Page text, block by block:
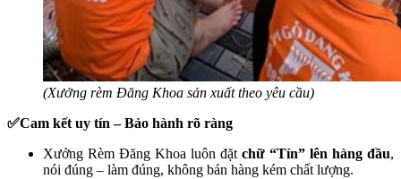
(Xưởng rèm Đăng Khoa sản xuất theo yêu cầu)
✅Cam kết uy tín – Bảo hành rõ ràng
Xưởng Rèm Đăng Khoa luôn đặt chữ “Tín” lên hàng đầu,
nói đúng – làm đúng, không bán hàng kém chất lượng.